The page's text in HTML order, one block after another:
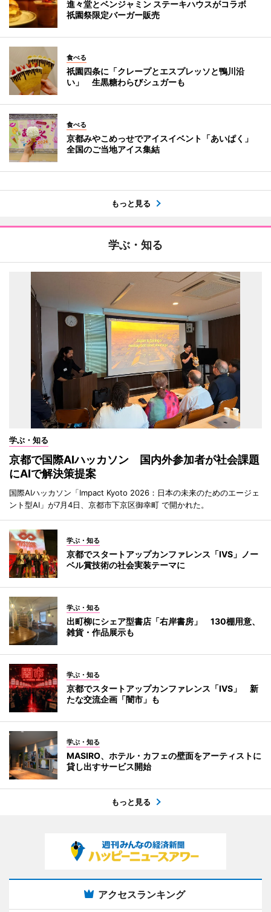
進々堂とベンジャミン ステーキハウスがコラボ
祇園祭限定バーガー販売
食べる
祇園四条に「クレープとエスプレッソと鴨川沿
い」 生黒糖わらびシュガーも
食べる
京都みやこめっせでアイスイベント「あいぱく」
全国のご当地アイス集結
もっと見る
学ぶ・知る
学ぶ・知る
京都で国際AIハッカソン 国内外参加者が社会課題
にAIで解決策提案
国際AIハッカソン「Impact Kyoto 2026：日本の未来のためのエージェ
ント型AI」が7月4日、京都市下京区御幸町 で開かれた。
学ぶ・知る
京都でスタートアップカンファレンス「IVS」ノー
ベル賞技術の社会実装テーマに
学ぶ・知る
出町柳にシェア型書店「右岸書房」 130棚用意、
雑貨・作品展示も
学ぶ・知る
京都でスタートアップカンファレンス「IVS」 新
たな交流企画「闇市」も
学ぶ・知る
MASIRO、ホテル・カフェの壁面をアーティストに
貸し出すサービス開始
もっと見る
アクセスランキング